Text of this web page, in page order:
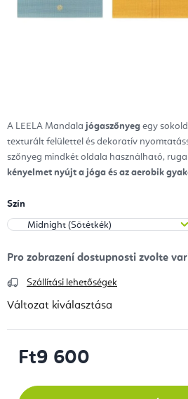
A LEELA Mandala jógaszőnyeg egy
texturált felülettel és dekoratív
szőnyeg mindkét oldala használható,
kényelmet nyújt a jóga és az aerobik
Szín
Szállítási lehetőségek
Változat kiválasztása
Ft9 600